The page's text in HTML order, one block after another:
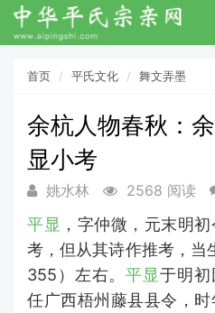
首页 平氏文化 舞文弄墨
余杭人物春秋：
显小考
姚水林 2568 阅读
平显 ，字仲微，元末明
考，但从其诗作推考，当
355）左右。平显于明初
任广西梧州藤县县令，